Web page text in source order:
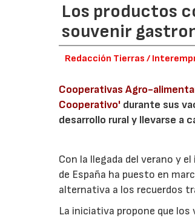
Los productos
souvenir
Redacción Tierras /
Cooperativas Agro-
Cooperativo' durante sus
desarrollo rural y llevarse a
Con la llegada del verano y
de España ha puesto en
alternativa a los recuerdos
La iniciativa propone que